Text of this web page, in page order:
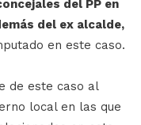
del PP en
del ex alcalde,
en este caso.
de este caso al
local en las que